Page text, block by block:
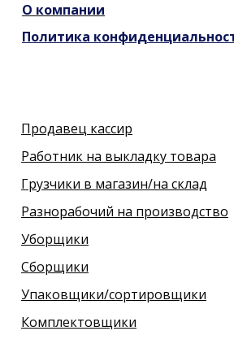
Политика
Комплектовщики
Упаковщики/сортировщики
Сборщики
Уборщики
Разнорабочий на производство
Грузчики в магазин/на склад
Работник на выкладку товара
Продавец кассир
О компании